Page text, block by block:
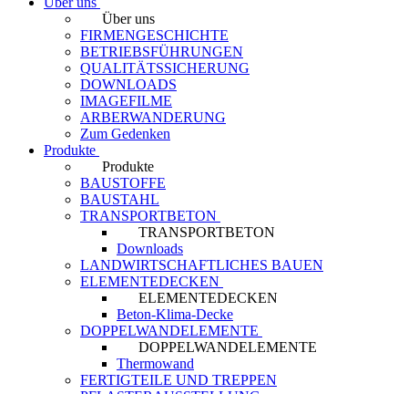
Über uns
FIRMENGESCHICHTE
BETRIEBSFÜHRUNGEN
QUALITÄTSSICHERUNG
DOWNLOADS
IMAGEFILME
ARBERWANDERUNG
Zum Gedenken
Produkte
Produkte
BAUSTOFFE
BAUSTAHL
TRANSPORTBETON
TRANSPORTBETON
Downloads
LANDWIRTSCHAFTLICHES BAUEN
ELEMENTEDECKEN
ELEMENTEDECKEN
Beton-Klima-Decke
DOPPELWANDELEMENTE
DOPPELWANDELEMENTE
Thermowand
FERTIGTEILE UND TREPPEN